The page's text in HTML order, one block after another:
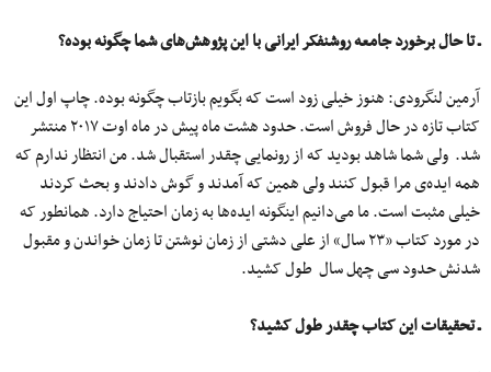
ـ تا حال برخورد جامعه روشنفکر ایرانی با این پژوهش‌های شما چگونه بوده؟
آرمین لنگرودی: هنوز خیلی زود است که بگویم بازتاب چگونه بوده. چاپ اول این
کتاب تازه در حال فروش است. حدود هشت ماه پیش در ماه اوت ۲۰۱۷ منتشر
شد. ولی شما شاهد بودید که از رونمایی چقدر استقبال شد. من انتظار ندارم که
همه ایده‌ی مرا قبول کنند ولی همین که آمدند و گوش دادند و بحث کردند
خیلی مثبت است. ما می‌دانیم اینگونه ایده‌ها به زمان احتیاج دارد. همانطور که
در مورد کتاب «۲۳ سال» از علی دشتی از زمان نوشتن تا زمان خواندن و مقبول
شدنش حدود سی چهل سال طول کشید.
ـ تحقیقات این کتاب چقدر طول کشید؟